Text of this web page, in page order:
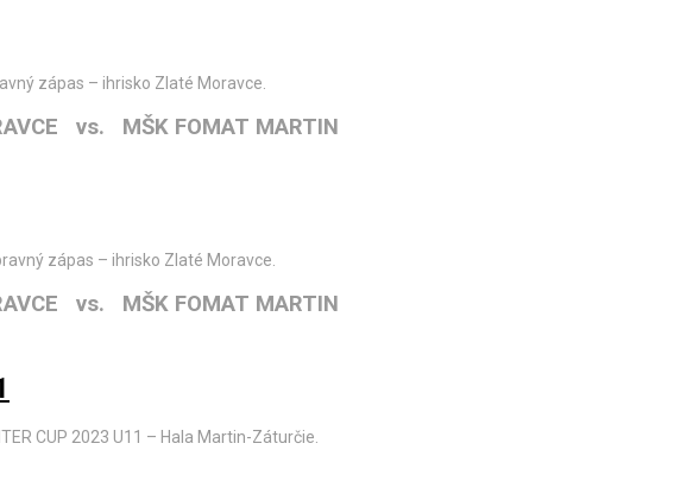
zápas – ihrisko Zlaté Moravce.
vs. MŠK FOMAT MARTIN
zápas – ihrisko Zlaté Moravce.
vs. MŠK FOMAT MARTIN
CUP 2023 U11 – Hala Martin-Záturčie.